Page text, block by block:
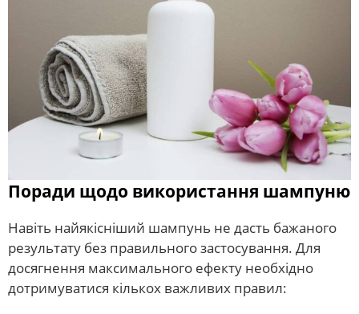
Поради щодо використання шампуню
Навіть найякісніший шампунь не дасть бажаного
результату без правильного застосування. Для
досягнення максимального ефекту необхідно
дотримуватися кількох важливих правил: